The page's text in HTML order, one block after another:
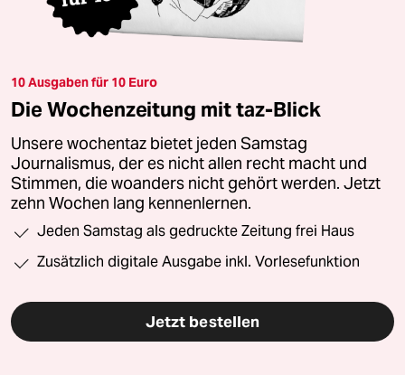
10 Ausgaben für 10 Euro
Die Wochenzeitung mit taz-Blick
Unsere wochentaz bietet jeden Samstag
Journalismus, der es nicht allen recht macht und
Stimmen, die woanders nicht gehört werden. Jetzt
zehn Wochen lang kennenlernen.
Jeden Samstag als gedruckte Zeitung frei Haus
Zusätzlich digitale Ausgabe inkl. Vorlesefunktion
Jetzt bestellen